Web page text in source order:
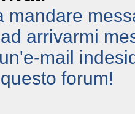
mandare
arrivarmi
mail
forum!